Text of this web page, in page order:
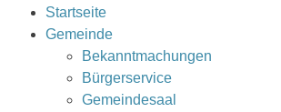
Startseite
Gemeinde
Bekanntmachungen
Bürgerservice
Gemeindesaal